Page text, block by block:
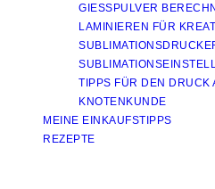
GIESSPULVER
LAMINIEREN FÜR
TIPPS FÜR DEN DRUCK
KNOTENKUNDE
MEINE EINKAUFSTIPPS
REZEPTE